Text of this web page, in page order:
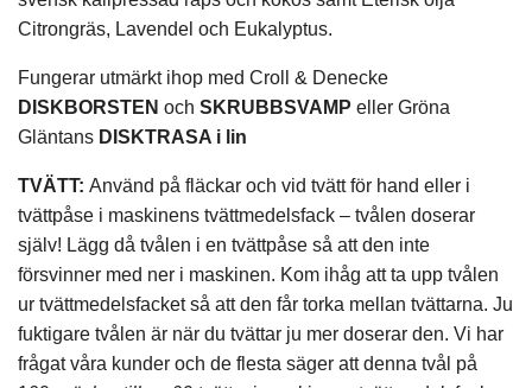
Citrongräs, Lavendel och Eukalyptus.
Fungerar utmärkt ihop med Croll & Denecke
DISKBORSTEN och SKRUBBSVAMP eller Gröna
Gläntans DISKTRASA i lin
TVÄTT: Använd på fläckar och vid tvätt för hand eller i
tvättpåse i maskinens tvättmedelsfack – tvålen doserar
själv! Lägg då tvålen i en tvättpåse så att den inte
försvinner med ner i maskinen. Kom ihåg att ta upp tvålen
ur tvättmedelsfacket så att den får torka mellan tvättarna. Ju
fuktigare tvålen är när du tvättar ju mer doserar den. Vi har
frågat våra kunder och de flesta säger att denna tvål på